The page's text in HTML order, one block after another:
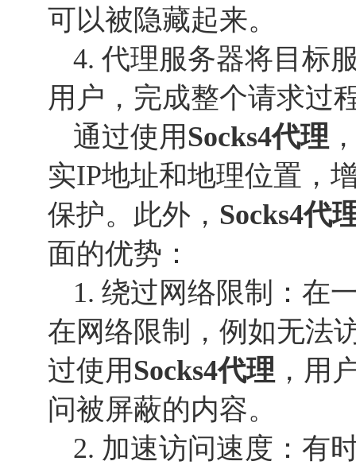
可以被隐藏起来。
4. 代理服务器将目标
用户，完成整个请求过
通过使用 Socks4代理
实IP地址和地理位置，
保护。此外， Socks4代
面的优势：
1. 绕过网络限制：在
在网络限制，例如无法
过使用 Socks4代理 ，用
问被屏蔽的内容。
2. 加速访问速度：有